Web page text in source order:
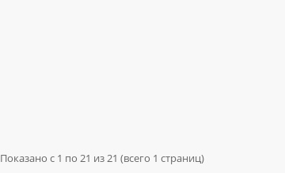
Показано с 1 по 21 из 21 (всего 1 страниц)